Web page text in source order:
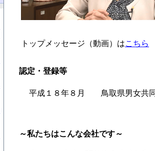
トップメッセージ（動画）はこちら
認定・登録等
平成１８年８月 鳥取県男女共同
～私たちはこんな会社です～